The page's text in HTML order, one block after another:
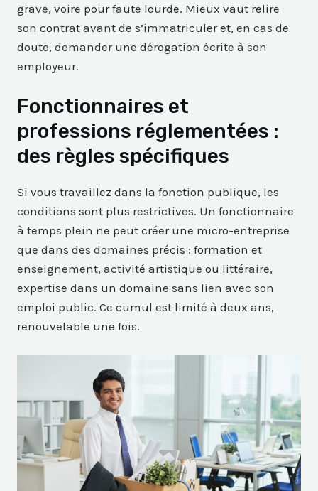
grave, voire pour faute lourde. Mieux vaut relire
son contrat avant de s’immatriculer et, en cas de
doute, demander une dérogation écrite à son
employeur.
Fonctionnaires et
professions réglementées :
des règles spécifiques
Si vous travaillez dans la fonction publique, les
conditions sont plus restrictives. Un fonctionnaire
à temps plein ne peut créer une micro-entreprise
que dans des domaines précis : formation et
enseignement, activité artistique ou littéraire,
expertise dans un domaine sans lien avec son
emploi public. Ce cumul est limité à deux ans,
renouvelable une fois.